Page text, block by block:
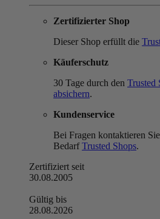
Zertifizierter Shop
Dieser Shop erfüllt die
Käuferschutz
30 Tage durch den Trusted
absichern.
Kundenservice
Bei Fragen kontaktieren
BedarfTrusted Shops.
Zertifiziert seit
30.08.2005
Gültig bis
28.08.2026